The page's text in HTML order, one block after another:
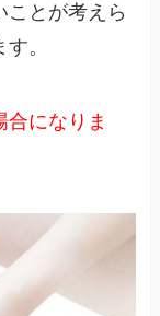
ことが考えら
。
合になりま